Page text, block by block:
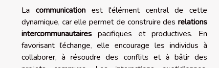
La communication est l'élément central de cette
dynamique, car elle permet de construire des relations
intercommunautaires pacifiques et productives. En
favorisant l’échange, elle encourage les individus à
collaborer, à résoudre des conflits et à bâtir des